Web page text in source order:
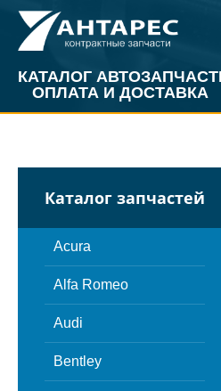
КАТАЛОГ
ОПЛАТА И ДОСТАВКА
Каталог запчастей
Acura
Alfa Romeo
Audi
Bentley